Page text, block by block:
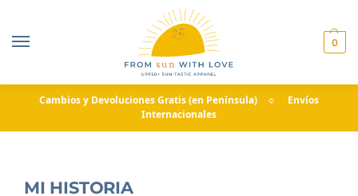
0
Cambios y Devoluciones Gratis (en Península) ☼ Envíos
Internacionales
MI HISTORIA